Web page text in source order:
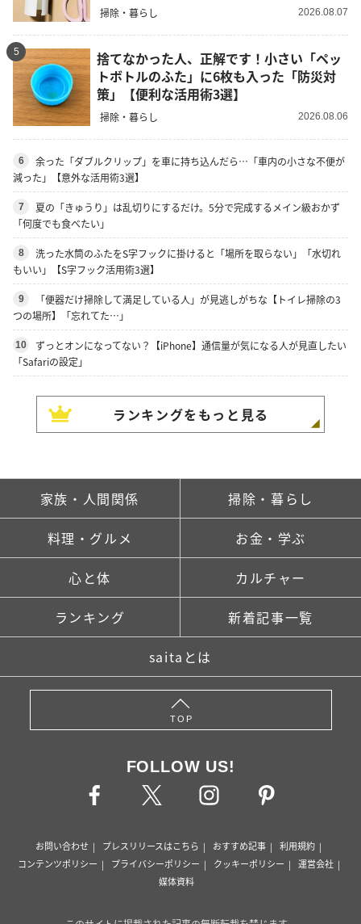
掃除・暮らし 2026.08.07
5
捨てなかった人、正解です！小さい「ペッ
トボトルのふた」に6枚も入った「防災対
策」【便利な活用術3選】
掃除・暮らし 2026.08.06
6
余った「ダブルクリップ」を車に持ち込んだら…「車内の小さな不便が
減った」【意外な活用術3選】
7
夏の「きゅうり」は乱切りにするだけ。5分で完成するメイン級おかず
「何度でも食べたい」
8
洗った水筒のふたをS字フックに掛けると「場所を取らない」「水切れ
もいい」【S字フック活用術3選】
9
「便器だけ掃除して満足している人」が見逃しがちな【トイレ掃除の3
つの場所】「忘れてた…」
10
ずっとオンになってない？【iPhone】通信量が気になる人が見直したい
「Safariの設定」
ランキングをもっと見る
家族・人間関係 掃除・暮らし
料理・グルメ お金・学ぶ
心と体 カルチャー
ランキング 新着記事一覧
saitaとは
TOP
FOLLOW US!
お問い合わせ プレスリリースはこちら おすすめ記事
利用規約
コンテンツポリシー
プライバシーポリシー クッキーポリシー
運営会社
媒体資料